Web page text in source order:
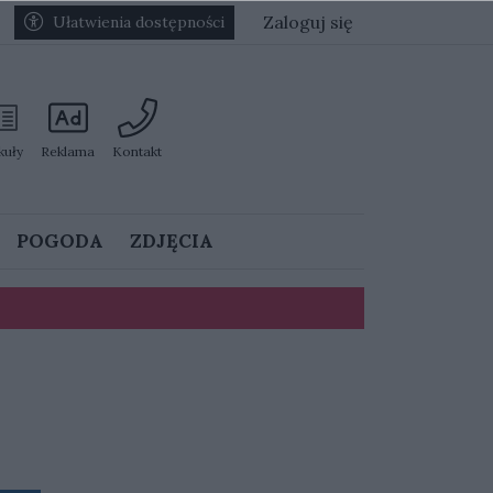
Ułatwienia dostępności Zaloguj się
Reklama Kontakt
POGODA ZDJĘCIA